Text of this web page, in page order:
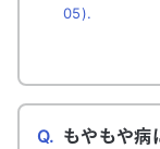
05).
Q. もやもや病